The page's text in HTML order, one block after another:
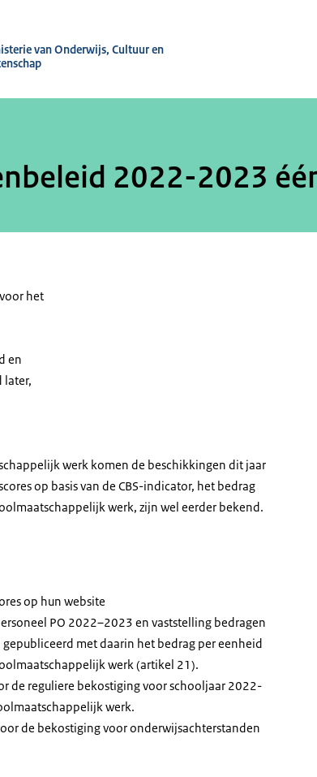
van Onderwijs, Cultuur en
2022-2023
het
en
later,
werk komen de beschikkingen dit jaar
op basis van de CBS-indicator, het bedrag
werk, zijn wel eerder bekend.
op hun website
PO 2022–2023 en vaststelling bedragen
met daarin het bedrag per eenheid
werk (artikel 21).
de reguliere bekostiging voor schooljaar 2022-
werk.
de bekostiging voor onderwijsachterstanden